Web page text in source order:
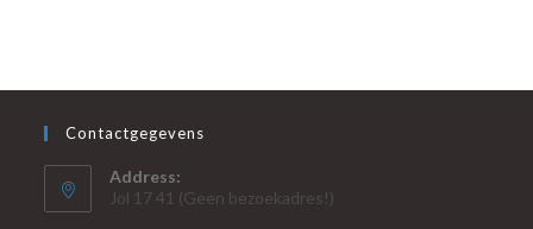
Contactgegevens
Address:
Jol 17 41 (Geen bezoekadres!)